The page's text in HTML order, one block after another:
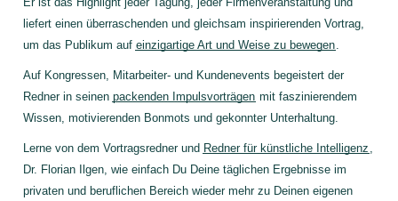
liefert einen überraschenden und gleichsam inspirierenden Vortrag,
um das Publikum auf einzigartige Art und Weise zu bewegen
Auf Kongressen, Mitarbeiter- und Kundenevents begeistert der
Redner in seinen packenden Impulsvorträgen mit faszinierendem
Wissen, motivierenden Bonmots und gekonnter Unterhaltung.
Lerne von dem Vortragsredner und Redner für künstliche Intelligenz ,
Dr. Florian Ilgen, wie einfach Du Deine täglichen Ergebnisse im
privaten und beruflichen Bereich wieder mehr zu Deinen eigenen